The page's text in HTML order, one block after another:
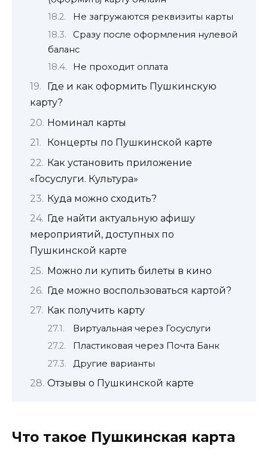
Не загружаются реквизиты карты
Сразу после оформления нулевой
баланс
Не проходит оплата
Где и как оформить Пушкинскую
карту?
Номинал карты
Концерты по Пушкинской карте
Как установить приложение
«Госуслуги. Культура»
Куда можно сходить?
Где найти актуальную афишу
мероприятий, доступных по
Пушкинской карте
Можно ли купить билеты в кино
Где можно воспользоваться картой?
Как получить карту
Виртуальная через Госуслуги
Пластиковая через Почта Банк
Другие варианты
Отзывы о Пушкинской карте
Что такое Пушкинская карта